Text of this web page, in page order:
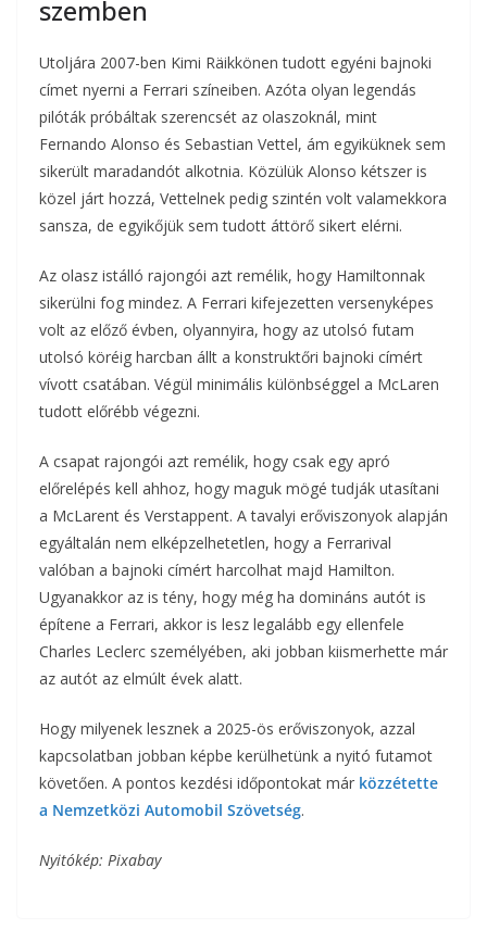
szemben
Utoljára 2007-ben Kimi Räikkönen tudott egyéni bajnoki
címet nyerni a Ferrari színeiben. Azóta olyan legendás
pilóták próbáltak szerencsét az olaszoknál, mint
Fernando Alonso és Sebastian Vettel, ám egyiküknek sem
sikerült maradandót alkotnia. Közülük Alonso kétszer is
közel járt hozzá, Vettelnek pedig szintén volt valamekkora
sansza, de egyikőjük sem tudott áttörő sikert elérni.
Az olasz istálló rajongói azt remélik, hogy Hamiltonnak
sikerülni fog mindez. A Ferrari kifejezetten versenyképes
volt az előző évben, olyannyira, hogy az utolsó futam
utolsó köréig harcban állt a konstruktőri bajnoki címért
vívott csatában. Végül minimális különbséggel a McLaren
tudott előrébb végezni.
A csapat rajongói azt remélik, hogy csak egy apró
előrelépés kell ahhoz, hogy maguk mögé tudják utasítani
a McLarent és Verstappent. A tavalyi erőviszonyok alapján
egyáltalán nem elképzelhetetlen, hogy a Ferrarival
valóban a bajnoki címért harcolhat majd Hamilton.
Ugyanakkor az is tény, hogy még ha domináns autót is
építene a Ferrari, akkor is lesz legalább egy ellenfele
Charles Leclerc személyében, aki jobban kiismerhette már
az autót az elmúlt évek alatt.
Hogy milyenek lesznek a 2025-ös erőviszonyok, azzal
kapcsolatban jobban képbe kerülhetünk a nyitó futamot
követően. A pontos kezdési időpontokat már közzétette
a Nemzetközi Automobil Szövetség.
Nyitókép: Pixabay